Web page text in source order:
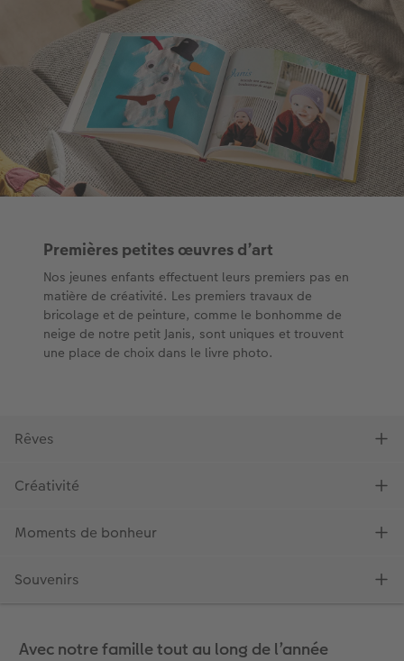
Avec notre famille tout au long de l’année